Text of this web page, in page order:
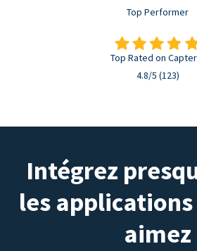
Top Performer
Top Rated on
4.8/5 (123)
Intégrez
les
aimez